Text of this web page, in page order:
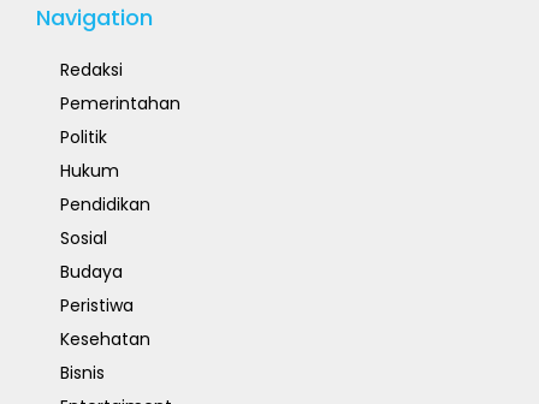
Navigation
Redaksi
Pemerintahan
Politik
Hukum
Pendidikan
Sosial
Budaya
Peristiwa
Kesehatan
Bisnis